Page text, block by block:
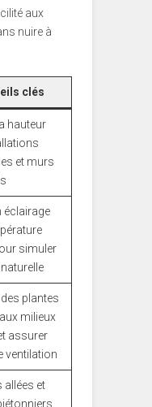
aux
nuire à
clés
hauteur
et murs
éclairage
simuler
plantes
milieux
assurer
ventilation
allées et